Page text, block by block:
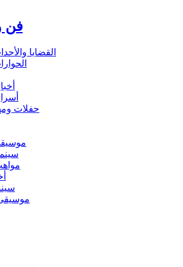
فن
القضايا
حفلات